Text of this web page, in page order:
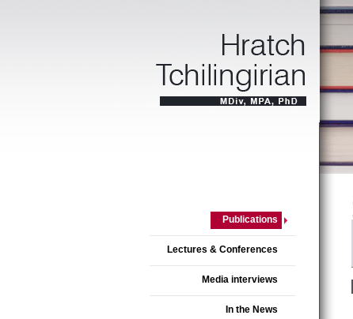
Publications
Lectures & Conferences
Media interviews
In the News